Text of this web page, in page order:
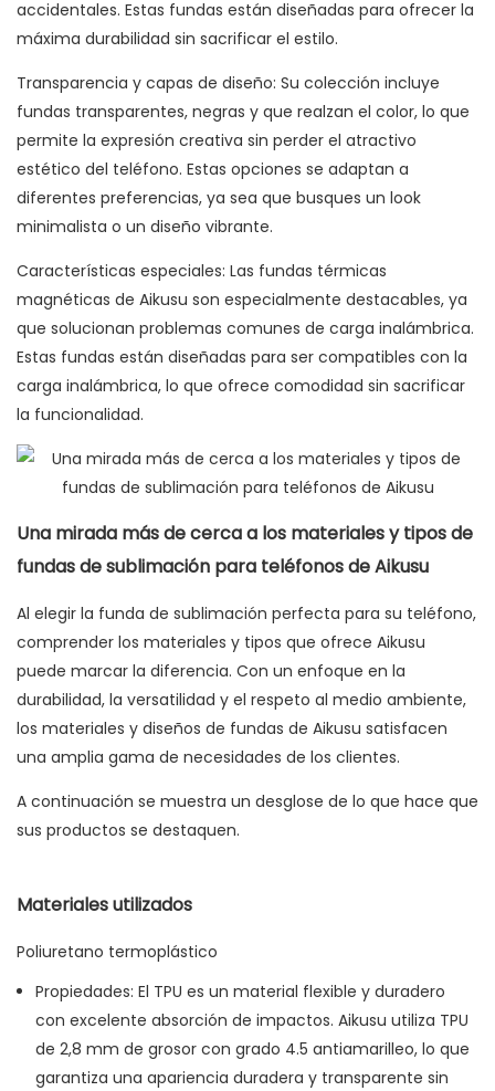
accidentales. Estas fundas están diseñadas para ofrecer la
máxima durabilidad sin sacrificar el estilo.
Transparencia y capas de diseño: Su colección incluye
fundas transparentes, negras y que realzan el color, lo que
permite la expresión creativa sin perder el atractivo
estético del teléfono. Estas opciones se adaptan a
diferentes preferencias, ya sea que busques un look
minimalista o un diseño vibrante.
Características especiales: Las fundas térmicas
magnéticas de Aikusu son especialmente destacables, ya
que solucionan problemas comunes de carga inalámbrica.
Estas fundas están diseñadas para ser compatibles con la
carga inalámbrica, lo que ofrece comodidad sin sacrificar
la funcionalidad.
Una mirada más de cerca a los materiales y tipos de
fundas de sublimación para teléfonos de Aikusu
Al elegir la funda de sublimación perfecta para su teléfono,
comprender los materiales y tipos que ofrece Aikusu
puede marcar la diferencia. Con un enfoque en la
durabilidad, la versatilidad y el respeto al medio ambiente,
los materiales y diseños de fundas de Aikusu satisfacen
una amplia gama de necesidades de los clientes.
A continuación se muestra un desglose de lo que hace que
sus productos se destaquen.
Materiales utilizados
Poliuretano termoplástico
Propiedades: El TPU es un material flexible y duradero
con excelente absorción de impactos. Aikusu utiliza TPU
de 2,8 mm de grosor con grado 4.5 antiamarilleo, lo que
garantiza una apariencia duradera y transparente sin